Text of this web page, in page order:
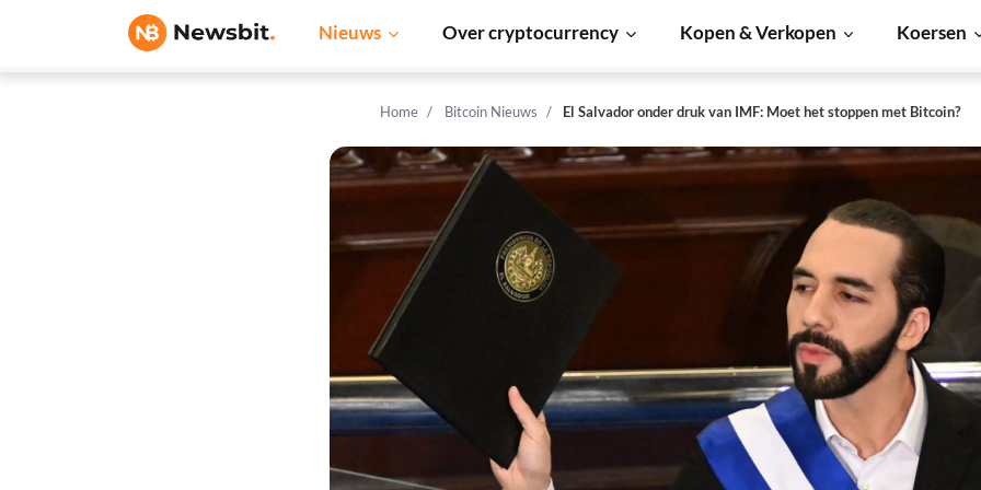
Nieuws Over cryptocurrency Kopen & Verkopen Koersen
Home Bitcoin Nieuws El Salvador onder druk van IMF: Moet het stoppen met Bitcoin?